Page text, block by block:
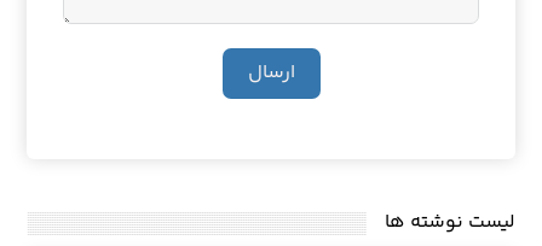
ارسال
لیست نوشته ها